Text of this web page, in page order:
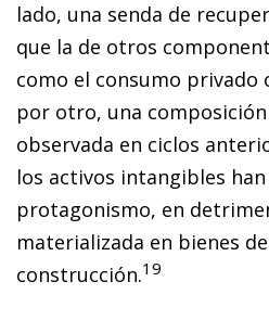
lado, una senda de
que la de otros
como el consumo privado
por otro, una
observada en ciclos
los activos intangibles
protagonismo, en
materializada en bienes
construcción.19